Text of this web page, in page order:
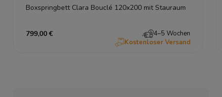
Boxspringbett Clara Bouclé 120x200 mit Stauraum
799,00 €
4–5 Wochen
Kostenloser Versand